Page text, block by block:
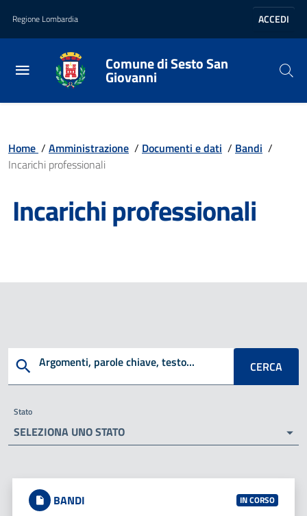
Vai al contenuto principale
Vai al footer
Regione Lombardia ACCEDI
Comune di Sesto San
Giovanni
Home / Amministrazione / Documenti e dati / Bandi /
Incarichi professionali
Incarichi professionali
CercaArgomenti, parole chiave, testo... CERCA
Stato
SELEZIONA UNO STATO
BANDI IN CORSO